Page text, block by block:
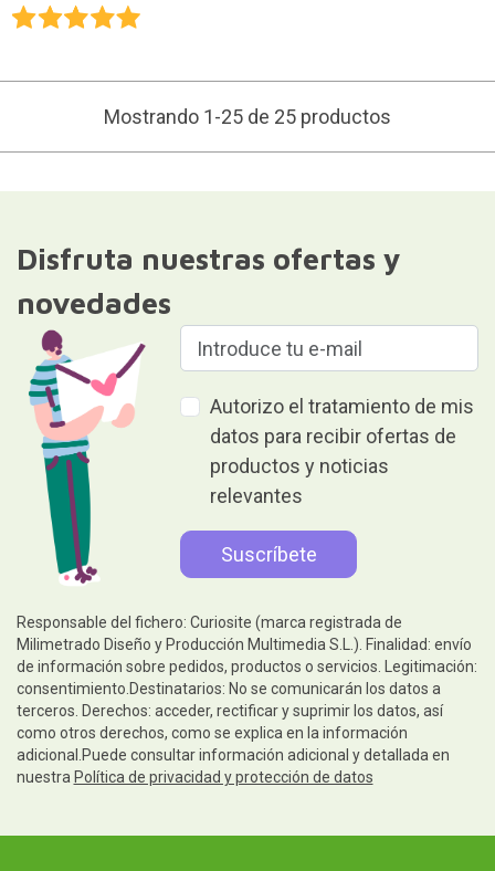
Mostrando 1-25 de 25 productos
Disfruta nuestras ofertas y
novedades
Autorizo el tratamiento de mis
datos para recibir ofertas de
productos y noticias
relevantes
Responsable del fichero: Curiosite (marca registrada de
Milimetrado Diseño y Producción Multimedia S.L.). Finalidad: envío
de información sobre pedidos, productos o servicios. Legitimación:
consentimiento.Destinatarios: No se comunicarán los datos a
terceros. Derechos: acceder, rectificar y suprimir los datos, así
como otros derechos, como se explica en la información
adicional.Puede consultar información adicional y detallada en
nuestra Política de privacidad y protección de datos